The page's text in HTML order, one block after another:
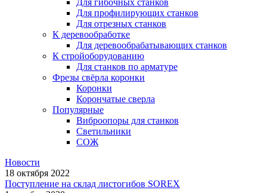
Для профилирующих станков
Для отрезных станков
К деревообработке
Для деревообрабатывающих станков
К стройоборудованию
Для станков по арматуре
Фрезы свёрла коронки
Коронки
Корончатые сверла
Популярные
Виброопоры для станков
Светильники
СОЖ
Новости
18 октября 2022
Поступление на склад листогибов SOREX